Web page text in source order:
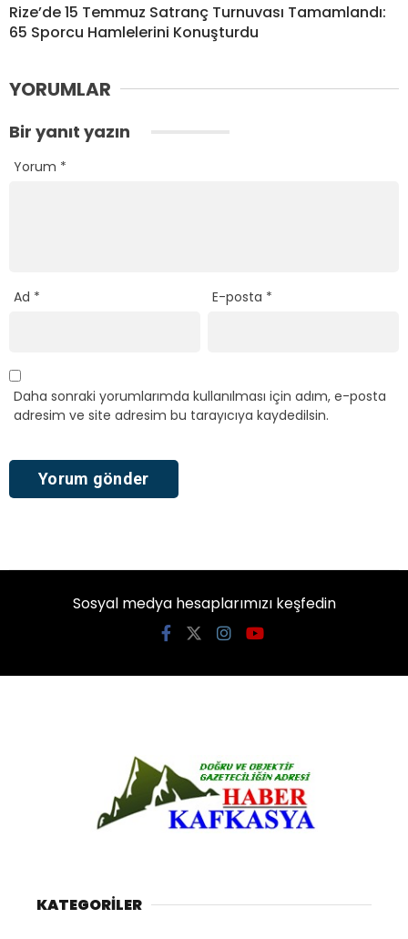
Rize’de 15 Temmuz Satranç Turnuvası Tamamlandı:
65 Sporcu Hamlelerini Konuşturdu
YORUMLAR
Bir yanıt yazın
Yorum *
Ad * E-posta *
Daha sonraki yorumlarımda kullanılması için adım, e-posta
adresim ve site adresim bu tarayıcıya kaydedilsin.
Sosyal medya hesaplarımızı keşfedin
KATEGORİLER